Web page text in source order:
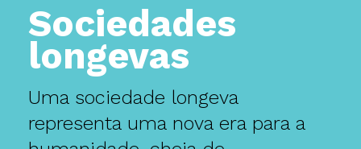
Sociedades
longevas
Uma sociedade longeva
representa uma nova era para a